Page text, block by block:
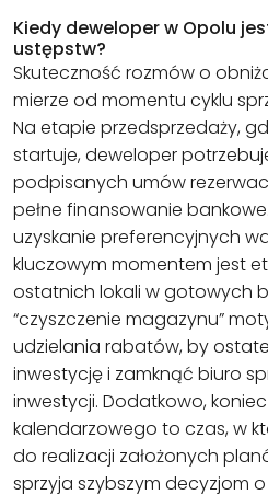
Kiedy deweloper w Opolu
ustępstw?
Skuteczność rozmów o
mierze od momentu cyklu
Na etapie przedsprzedaży,
startuje, deweloper
podpisanych umów
pełne finansowanie
uzyskanie preferencyjnych
kluczowym momentem jest
ostatnich lokali w gotowych
“czyszczenie magazynu”
udzielania rabatów, by
inwestycję i zamknąć biuro
inwestycji. Dodatkowo,
kalendarzowego to czas, w
do realizacji założonych
sprzyja szybszym decyzjom